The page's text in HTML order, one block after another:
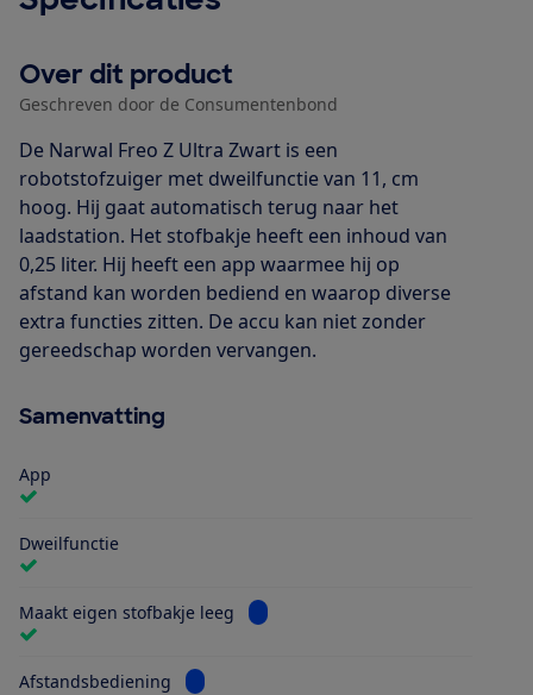
Over dit product
Geschreven door de Consumentenbond
De Narwal Freo Z Ultra Zwart is een
robotstofzuiger met dweilfunctie van 11, cm
hoog. Hij gaat automatisch terug naar het
laadstation. Het stofbakje heeft een inhoud van
0,25 liter. Hij heeft een app waarmee hij op
afstand kan worden bediend en waarop diverse
extra functies zitten. De accu kan niet zonder
gereedschap worden vervangen.
Samenvatting
App
Dweilfunctie
Maakt eigen stofbakje leeg Bekijk informatie voor Maakt eigen
Afstandsbediening Bekijk informatie voor Afstandsbediening